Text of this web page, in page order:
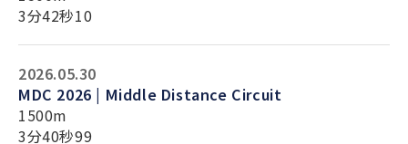
3分42秒10
2026.05.30
MDC 2026 | Middle Distance Circuit
1500m
3分40秒99